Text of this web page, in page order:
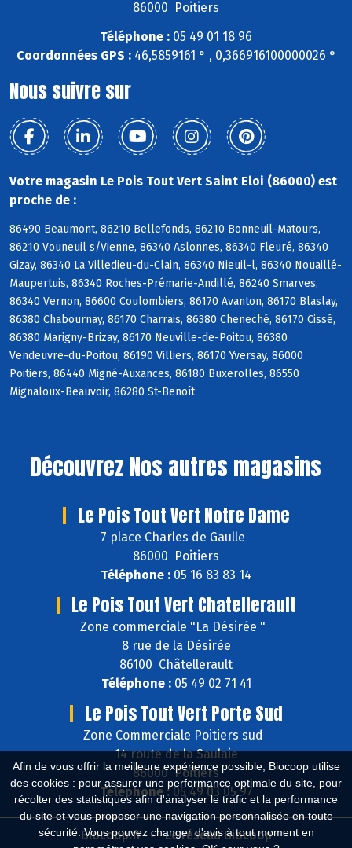
Afin de vous offrir la meilleure expérience possible, Biocoop utilise
des cookies : pour assurer une performance optimale du site, pour
récolter des statistiques afin d'analyser le trafic et la performance
du site et vous proposer une navigation personnalisée en toute
sécurité. Vous pouvez changer d'avis à tout moment en
86000 Poitiers
Téléphone : 05 49 01 18 96
Coordonnées GPS :46,5859161 ° , 0,366916100000026 °
Nous suivre sur
Votre magasin Le Pois Tout Vert Saint Eloi (86000) est
proche de :
86490 Beaumont, 86210 Bellefonds, 86210 Bonneuil-Matours,
86210 Vouneuil s/Vienne, 86340 Aslonnes, 86340 Fleuré, 86340
Gizay, 86340 La Villedieu-du-Clain, 86340 Nieuil-l, 86340 Nouaillé-
Maupertuis, 86340 Roches-Prémarie-Andillé, 86240 Smarves,
86340 Vernon, 86600 Coulombiers, 86170 Avanton, 86170 Blaslay,
86380 Chabournay, 86170 Charrais, 86380 Cheneché, 86170 Cissé,
86380 Marigny-Brizay, 86170 Neuville-de-Poitou, 86380
Vendeuvre-du-Poitou, 86190 Villiers, 86170 Yversay, 86000
Poitiers, 86440 Migné-Auxances, 86180 Buxerolles, 86550
Mignaloux-Beauvoir, 86280 St-Benoît
Découvrez Nos autres magasins
Le Pois Tout Vert Notre Dame
7 place Charles de Gaulle
86000 Poitiers
Téléphone : 05 16 83 83 14
Le Pois Tout Vert Chatellerault
Zone commerciale "La Désirée "
8 rue de la Désirée
86100 Châtellerault
Téléphone :05 49 02 71 41
Le Pois Tout Vert Porte Sud
Zone Commerciale Poitiers sud
14 route de la Saulaie
86000 Poitiers
Téléphone :05 49 03 05 97
Biocoop.fr Le réseau Biocoop